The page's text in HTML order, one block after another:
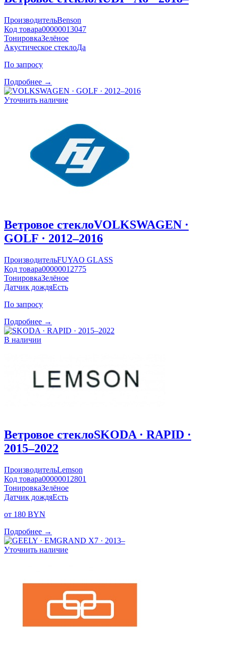
ПроизводительBenson
Код товара00000013047
ТонировкаЗелёное
Акустическое стеклоДа
По запросу
Подробнее →
Уточнить наличие
Ветровое стеклоVOLKSWAGEN ·
GOLF · 2012–2016
ПроизводительFUYAO GLASS
Код товара00000012775
ТонировкаЗелёное
Датчик дождяЕсть
По запросу
Подробнее →
В наличии
Ветровое стеклоSKODA · RAPID ·
2015–2022
ПроизводительLemson
Код товара00000012801
ТонировкаЗелёное
Датчик дождяЕсть
от 180 BYN
Подробнее →
Уточнить наличие